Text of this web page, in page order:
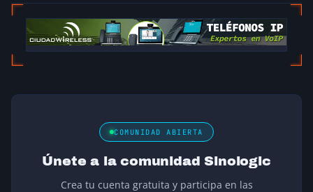
COMUNIDAD ABIERTA
Únete a la comunidad Sinologic
Crea tu cuenta gratuita y participa en las